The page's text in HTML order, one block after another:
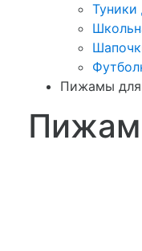
Туники
Пижамы для